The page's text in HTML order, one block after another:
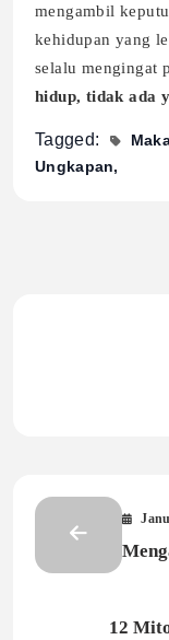
mengambil
kehidupan yang
selalu mengingat
hidup, tidak ada
Tagged:
Ungkapan
12